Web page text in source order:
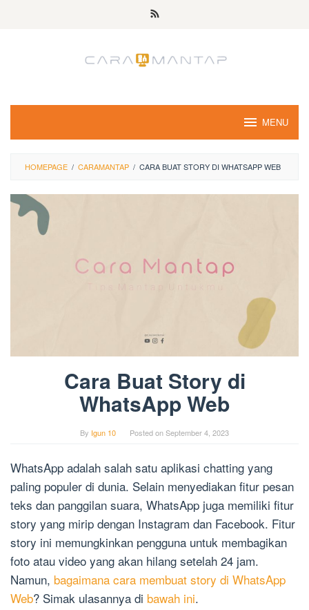
MENU
HOMEPAGE / CARAMANTAP / CARA BUAT STORY DI WHATSAPP WEB
Cara Buat Story di
WhatsApp Web
By Igun 10 Posted onSeptember 4, 2023
WhatsApp adalah salah satu aplikasi chatting yang
paling populer di dunia. Selain menyediakan fitur pesan
teks dan panggilan suara, WhatsApp juga memiliki fitur
story yang mirip dengan Instagram dan Facebook. Fitur
story ini memungkinkan pengguna untuk membagikan
foto atau video yang akan hilang setelah 24 jam.
Namun, bagaimana cara membuat story di WhatsApp
Web? Simak ulasannya di bawah ini.